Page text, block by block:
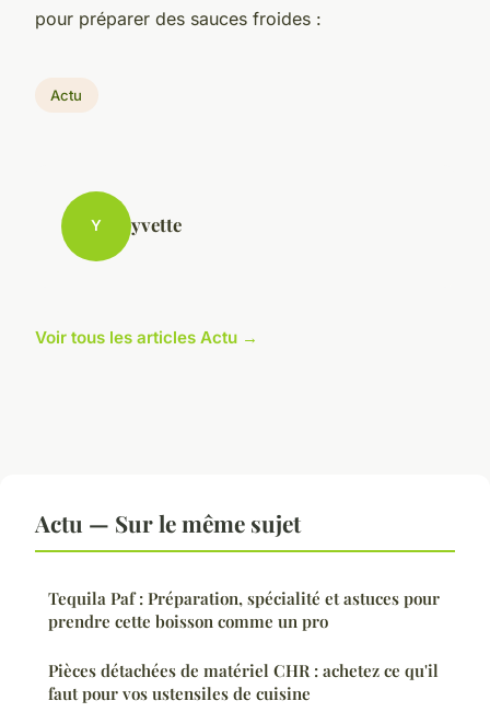
pour préparer des sauces froides :
Actu
Y yvette
Voir tous les articles Actu →
Actu — Sur le même sujet
Tequila Paf : Préparation, spécialité et astuces pour
prendre cette boisson comme un pro
Pièces détachées de matériel CHR : achetez ce qu'il
faut pour vos ustensiles de cuisine